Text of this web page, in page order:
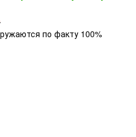
по факту 100%